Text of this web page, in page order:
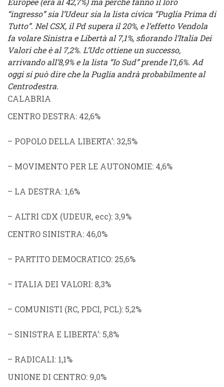
“ingresso” sia l’Udeur sia la lista civica “Puglia Prima di
Tutto”. Nel CSX, il Pd supera il 20%, e l’effetto Vendola
fa volare Sinistra e Libertà al 7,1%, sfiorando l’Italia Dei
Valori che è al 7,2%. L’Udc ottiene un successo,
arrivando all’8,9% e la lista “Io Sud” prende l’1,6%. Ad
oggi si può dire che la Puglia andrà probabilmente al
Centrodestra.
CALABRIA
CENTRO DESTRA: 42,6%
– POPOLO DELLA LIBERTA’: 32,5%
– MOVIMENTO PER LE AUTONOMIE: 4,6%
– LA DESTRA: 1,6%
– ALTRI CDX (UDEUR, ecc): 3,9%
CENTRO SINISTRA: 46,0%
– PARTITO DEMOCRATICO: 25,6%
– ITALIA DEI VALORI: 8,3%
– COMUNISTI (RC, PDCI, PCL): 5,2%
– SINISTRA E LIBERTA’: 5,8%
– RADICALI: 1,1%
UNIONE DI CENTRO: 9,0%